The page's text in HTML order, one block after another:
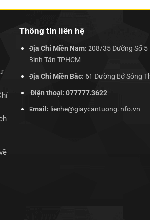
Thông tin liên hệ
Địa Chỉ Miền Nam: 208/35 Đường Số 5
Bình Tân TPHCM
Địa Chỉ Miền Bắc: 61 Đường Bở Sông
Điện thoại: 077777.3622
Email: lienhe@giaydantuong.info.vn